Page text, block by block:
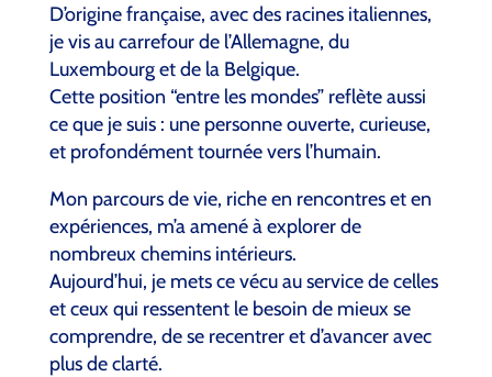
D’origine française, avec des racines italiennes,
je vis au carrefour de l’Allemagne, du
Luxembourg et de la Belgique.
Cette position “entre les mondes” reflète aussi
ce que je suis : une personne ouverte, curieuse,
et profondément tournée vers l’humain.
Mon parcours de vie, riche en rencontres et en
expériences, m’a amené à explorer de
nombreux chemins intérieurs.
Aujourd’hui, je mets ce vécu au service de celles
et ceux qui ressentent le besoin de mieux se
comprendre, de se recentrer et d’avancer avec
plus de clarté.